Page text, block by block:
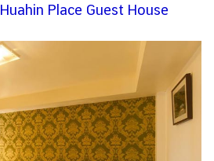
Huahin Place Guest House